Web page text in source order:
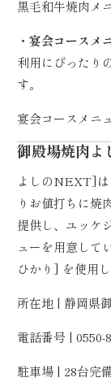
黒毛和牛焼肉メ
・宴会コースメ
利用にぴったり
す。
宴会コースメニ
御殿場焼肉
よしのNEXT]は
りお値打ちに焼
提供し、ユッケ
ューを用意して
ひかり] を使用
所在地 | 静岡県
電話番号 | 0550-
駐車場 | 28台完